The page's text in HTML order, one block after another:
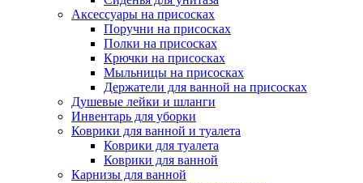
Аксессуары на присосках
Поручни на присосках
Полки на присосках
Крючки на присосках
Мыльницы на присосках
Держатели для ванной на присосках
Душевые лейки и шланги
Инвентарь для уборки
Коврики для ванной и туалета
Коврики для туалета
Коврики для ванной
Карнизы для ванной